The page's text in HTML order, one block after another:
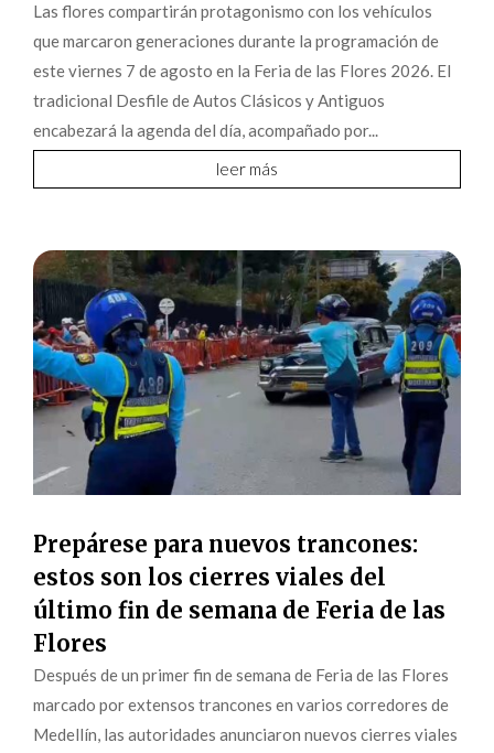
Las flores compartirán protagonismo con los vehículos
que marcaron generaciones durante la programación de
este viernes 7 de agosto en la Feria de las Flores 2026. El
tradicional Desfile de Autos Clásicos y Antiguos
encabezará la agenda del día, acompañado por...
leer más
Prepárese para nuevos trancones:
estos son los cierres viales del
último fin de semana de Feria de las
Flores
Después de un primer fin de semana de Feria de las Flores
marcado por extensos trancones en varios corredores de
Medellín, las autoridades anunciaron nuevos cierres viales